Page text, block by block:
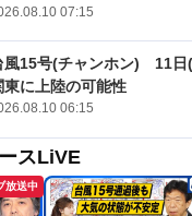
07:15
風15号(チャンホン) 11日
東に上陸の可能性
06:15
スLiVE
放送中